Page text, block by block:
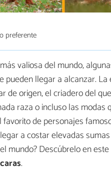
preferente
valiosa del mundo,
llegar a alcanzar.
de origen, el criadero del
raza o incluso las
de personajes
a costar elevadas
mundo? Descúbrelo en
.